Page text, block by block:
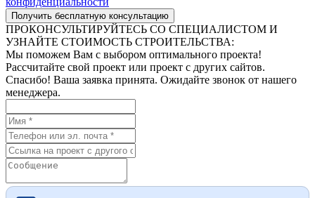
ПРОКОНСУЛЬТИРУЙТЕСЬ СО СПЕЦИАЛИСТОМ И
УЗНАЙТЕ СТОИМОСТЬ СТРОИТЕЛЬСТВА:
Мы поможем Вам с выбором оптимального проекта!
Рассчитайте свой проект или проект с других сайтов.
Спасибо! Ваша заявка принята. Ожидайте звонок от нашего
менеджера.